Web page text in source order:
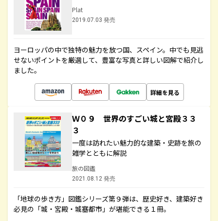
Plat
2019.07.03 発売
ヨーロッパの中で独特の魅力を放つ国、スペイン。中でも見逃
せないポイントを厳選して、豊富な写真と詳しい図解で紹介し
ました。
詳細を見る
Ｗ０９ 世界のすごい城と宮殿３３
３
一度は訪れたい魅力的な建築・史跡を旅の
雑学とともに解説
旅の図鑑
2021.08.12 発売
「地球の歩き方」図鑑シリーズ第９弾は、歴史好き、建築好き
必見の「城・宮殿・城塞都市」が堪能できる１冊。